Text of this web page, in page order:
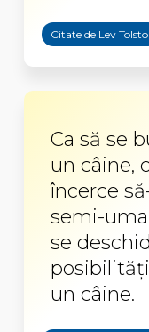
Citate de Lev Tolstoi
Ca să se
un câine,
încerce
semi-
se
un câine.